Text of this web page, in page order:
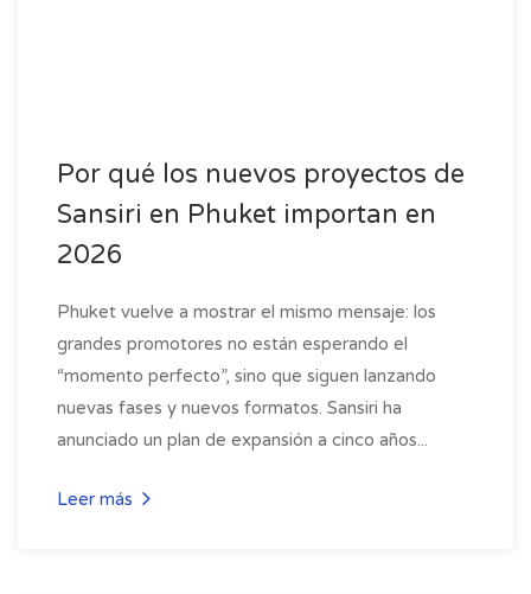
Por qué los nuevos proyectos de
Sansiri en Phuket importan en
2026
Phuket vuelve a mostrar el mismo mensaje: los
grandes promotores no están esperando el
“momento perfecto”, sino que siguen lanzando
nuevas fases y nuevos formatos. Sansiri ha
anunciado un plan de expansión a cinco años...
Leer más